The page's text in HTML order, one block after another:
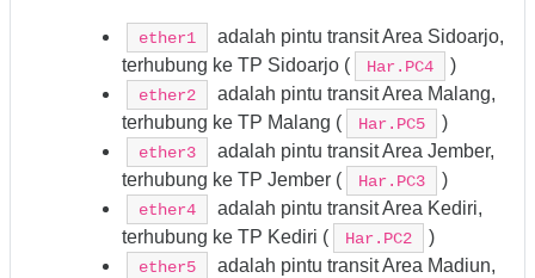
ether1
adalah pintu transit Area Sidoarjo,
terhubung ke TP Sidoarjo (
Har.PC4 )
ether2
adalah pintu transit Area Malang,
terhubung ke TP Malang (
Har.PC5 )
ether3
adalah pintu transit Area Jember,
terhubung ke TP Jember (
Har.PC3 )
ether4
adalah pintu transit Area Kediri,
terhubung ke TP Kediri (
Har.PC2 )
ether5
adalah pintu transit Area Madiun,